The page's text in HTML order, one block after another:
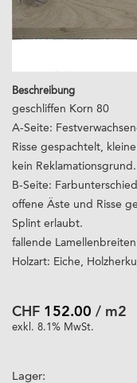
Beschreibung
geschliffen Korn 80
A-Seite:
Risse gespachtelt,
kein Reklamationsgrund.
B-Seite:
offene Äste und Risse
Splint erlaubt.
fallende
Holzart: Eiche,
CHF 152.00 / m2
exkl. 8.1% MwSt.
Lager: